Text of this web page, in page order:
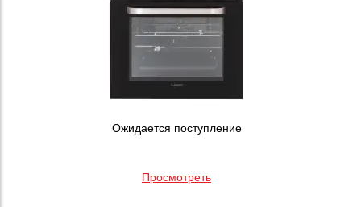
Ожидается поступление
Просмотреть